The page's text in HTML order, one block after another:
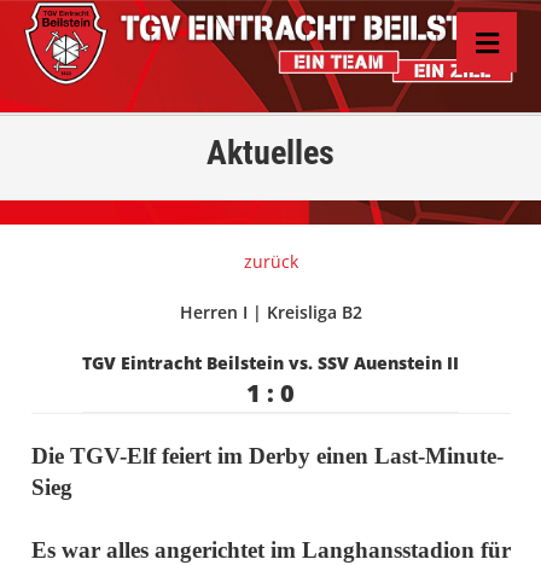
Aktuelles
zurück
Herren I | Kreisliga B2
TGV Eintracht Beilstein vs. SSV Auenstein II
1 : 0
Die TGV-Elf feiert im Derby einen Last-Minute-
Sieg
Es war alles angerichtet im Langhansstadion für